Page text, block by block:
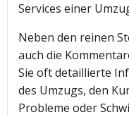
Services einer
Neben den reinen
auch die
Sie oft detaillierte
des Umzugs, den
Probleme oder